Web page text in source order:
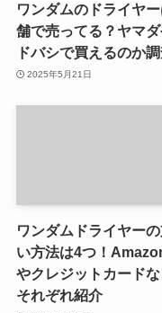
ワンダムのドライヤ
舗で売ってる？ヤマダ
ドバシで買えるのか
2025年5月21日
ワンダムドライヤー
い方法は4つ！
やクレジットカード
それぞれ紹介